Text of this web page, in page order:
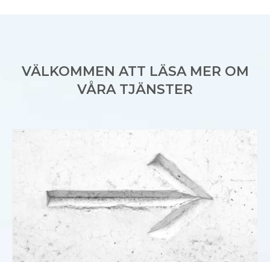
VÄLKOMMEN ATT LÄSA MER OM
VÅRA TJÄNSTER